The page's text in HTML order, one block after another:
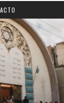
mirá el grato